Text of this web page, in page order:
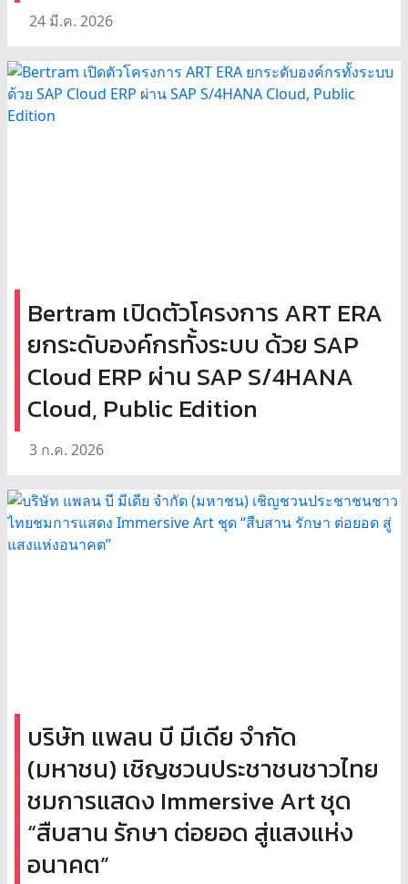
24 มี.ค. 2026
Bertram เปิดตัวโครงการ ART ERA
ยกระดับองค์กรทั้งระบบ ด้วย SAP
Cloud ERP ผ่าน SAP S/4HANA
Cloud, Public Edition
3 ก.ค. 2026
บริษัท แพลน บี มีเดีย จำกัด
(มหาชน) เชิญชวนประชาชนชาวไทย
ชมการแสดง Immersive Art ชุด
“สืบสาน รักษา ต่อยอด สู่แสงแห่ง
อนาคต”